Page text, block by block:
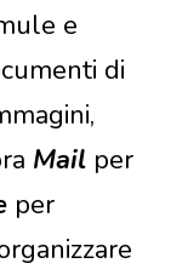
e
di
Mail per
per